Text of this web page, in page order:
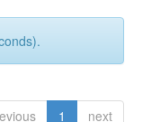
1 next